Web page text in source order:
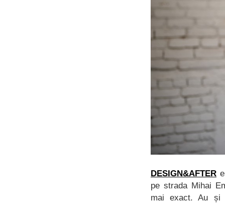
DESIGN&AFTER
pe strada Mihai
mai exact. Au și